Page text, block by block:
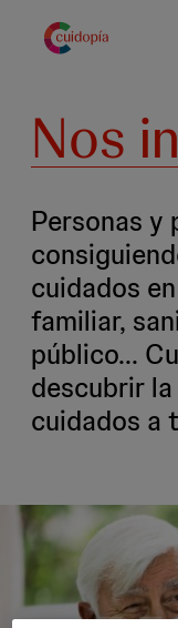
contenido
Nos
Personas y
cuidados
familiar,
público...
descubrir
cuidados a